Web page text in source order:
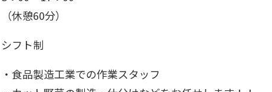
（休憩60分）
シフト制
・食品製造工業での作業スタッフ